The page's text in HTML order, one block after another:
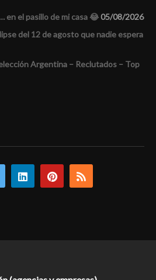
en el pasillo de mi casa 😂05/08/2026
del 12 de agosto que nadie espera
Argentina – Reclutados – Top